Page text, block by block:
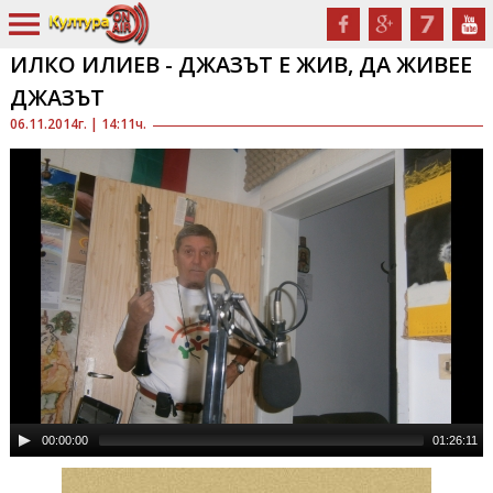
06.11.2014г. | 14:11ч.
ИЛКО ИЛИЕВ - ДЖАЗЪТ Е ЖИВ, ДА ЖИВЕЕ
ДЖАЗЪТ
00:00:00 01:26:11